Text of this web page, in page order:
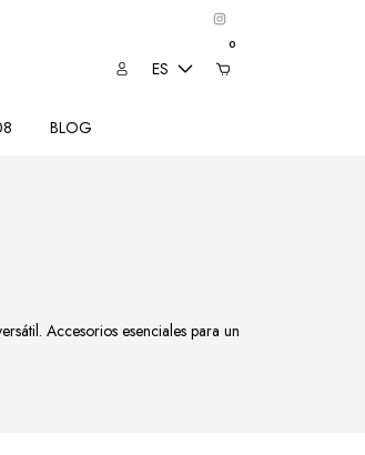
ES
0
BLOG
Accesorios esenciales para un